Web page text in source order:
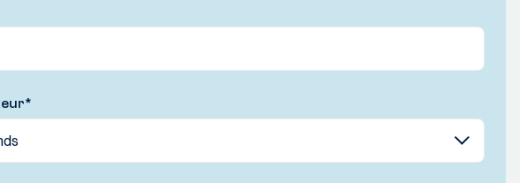
*